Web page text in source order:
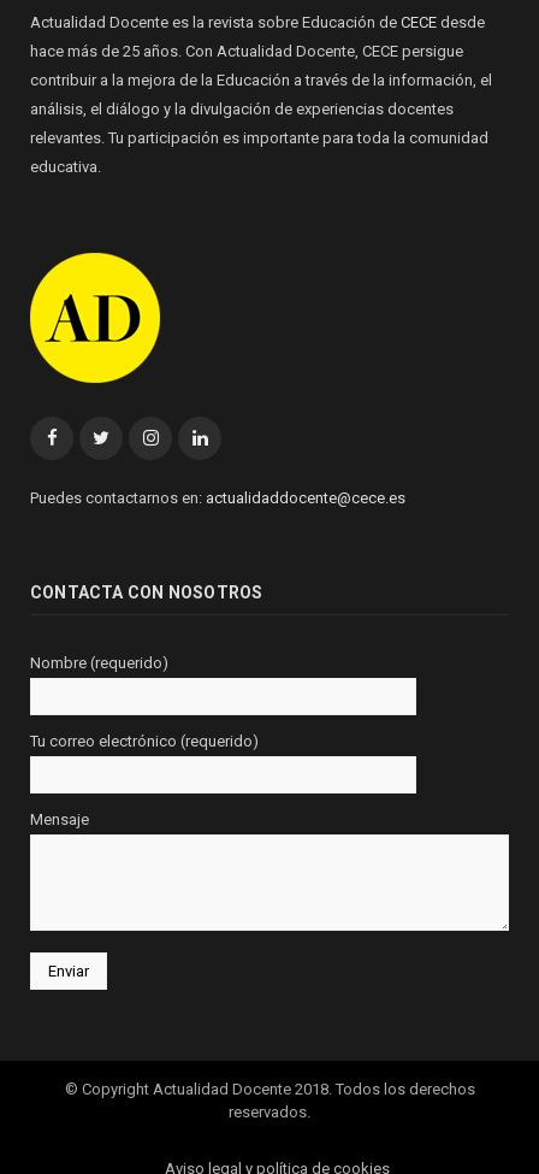
Actualidad Docente es la revista sobre Educación de CECE desde
hace más de 25 años. Con Actualidad Docente, CECE persigue
contribuir a la mejora de la Educación a través de la información, el
análisis, el diálogo y la divulgación de experiencias docentes
relevantes. Tu participación es importante para toda la comunidad
educativa.
FacebookTwitterInstagramLinkedin
Puedes contactarnos en: actualidaddocente@cece.es
CONTACTA CON NOSOTROS
Nombre (requerido)
Tu correo electrónico (requerido)
Mensaje
© Copyright Actualidad Docente 2018. Todos los derechos
reservados.
Aviso legal y política de cookies